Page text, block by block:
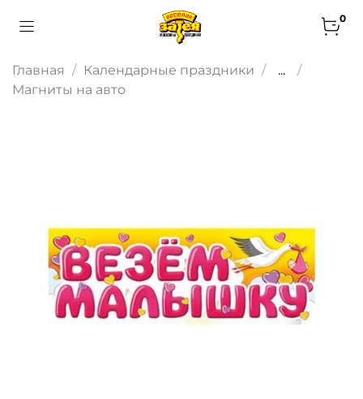
0
Главная Календарные праздники
...
Магниты на авто